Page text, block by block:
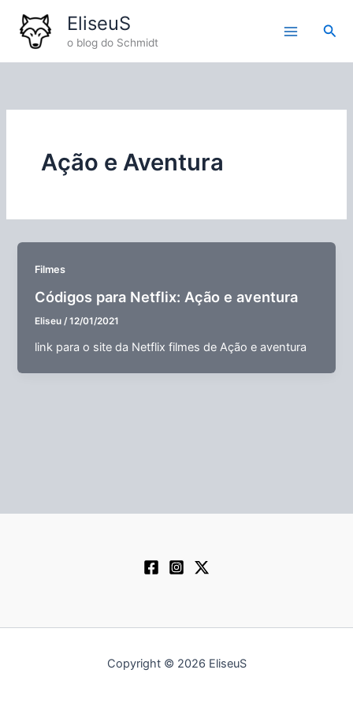
para
conteúdo
EliseuS
o blog do Schmidt
Ação e Aventura
Filmes
Códigos para Netflix: Ação e aventura
Eliseu /12/01/2021
link para o site da Netflix filmes de Ação e aventura
Copyright © 2026 EliseuS